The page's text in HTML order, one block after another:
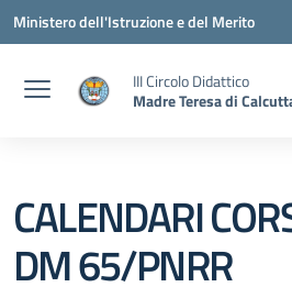
Vai ai contenuti
Vai al menu di navigazione
Vai al footer
Ministero dell'Istruzione e del Merito
III Circolo Didattico
Madre Teresa di
CALENDARI
DM 65/PNRR